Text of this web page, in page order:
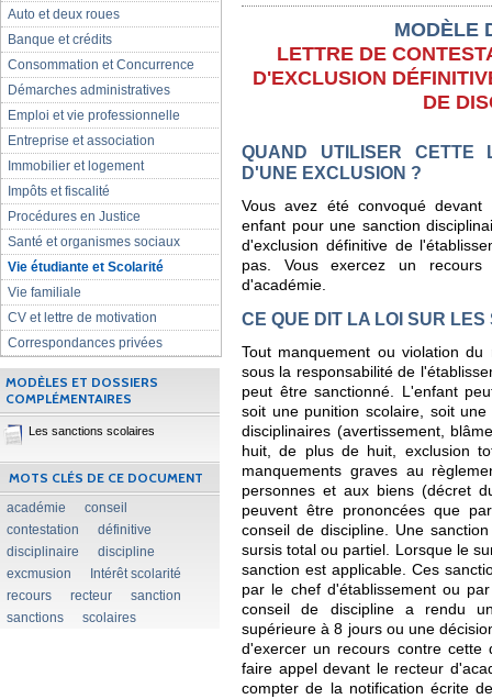
Auto et deux roues
Banque et crédits
Consommation et Concurrence
Démarches administratives
Emploi et vie professionnelle
Entreprise et association
Immobilier et logement
Impôts et fiscalité
Procédures en Justice
Santé et organismes sociaux
Vie étudiante et Scolarité
Vie familiale
CV et lettre de motivation
Correspondances privées
MODÈLES ET DOSSIERS
COMPLÉMENTAIRES
Les sanctions scolaires
MOTS CLÉS DE CE DOCUMENT
académie
conseil
contestation
définitive
disciplinaire
discipline
excmusion
Intérêt scolarité
recours
recteur
sanction
sanctions
scolaires
MODÈLE
LETTRE DE
D'EXCLUSION
DE
QUAND UTILISER CETTE
D'UNE EXCLUSION ?
Vous avez été convoqué
enfant pour une sanction
d'exclusion définitive de
pas. Vous exercez un
d'académie.
CE QUE DIT LA LOI SUR
Tout manquement ou violation
sous la responsabilité de
peut être sanctionné. L'enfant
soit une punition scolaire, soit
disciplinaires (avertissement,
huit, de plus de huit, exclusion
manquements graves au
personnes et aux biens (décret
peuvent être prononcées que
conseil de discipline. Une
sursis total ou partiel. Lorsque le
sanction est applicable. Ces
par le chef d'établissement ou
conseil de discipline a rendu
supérieure à 8 jours ou une
d'exercer un recours contre cette
faire appel devant le recteur
compter de la notification écrite